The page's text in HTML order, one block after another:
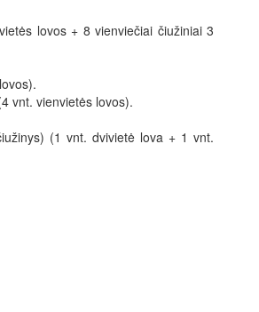
lovos + 8 vienviečiai čiužiniai 3
vnt. vienvietės lovos).
(1 vnt. dvivietė lova + 1 vnt.